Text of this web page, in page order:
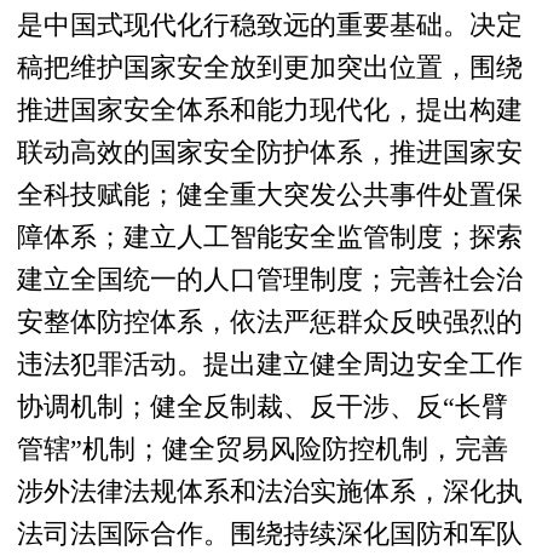
是中国式现代化行稳致远的重要基础。决定
稿把维护国家安全放到更加突出位置，围绕
推进国家安全体系和能力现代化，提出构建
联动高效的国家安全防护体系，推进国家安
全科技赋能；健全重大突发公共事件处置保
障体系；建立人工智能安全监管制度；探索
建立全国统一的人口管理制度；完善社会治
安整体防控体系，依法严惩群众反映强烈的
违法犯罪活动。提出建立健全周边安全工作
协调机制；健全反制裁、反干涉、反“长臂
管辖”机制；健全贸易风险防控机制，完善
涉外法律法规体系和法治实施体系，深化执
法司法国际合作。围绕持续深化国防和军队